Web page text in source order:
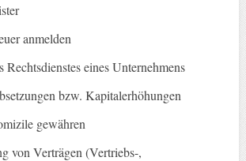
anmelden
Rechtsdienstes eines Unternehmens
bzw. Kapitalerhöhungen
gewähren
von Verträgen (Vertriebs-,